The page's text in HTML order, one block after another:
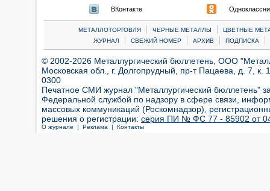
ВКонтакте
МЕТАЛЛОТОРГОВЛЯ | ЧЕРНЫЕ МЕТАЛЛЫ |
ЦВЕТНЫЕ
ЖУРНАЛ
| СВЕЖИЙ НОМЕР | АРХИВ | ПОДПИСКА |
© 2002-2026 Металлургический бюллетень, ООО
Московская обл., г. Долгопрудный, пр-т Пацаева, д. 7,
0300
Печатное СМИ журнал "Металлургический бюллетень"
Федеральной службой по надзору в сфере связи,
массовых коммуникаций (Роскомнадзор),
решения о регистрации: серия ПИ № ФС 77 - 85902 от 04
О журнале | Реклама | Контакты